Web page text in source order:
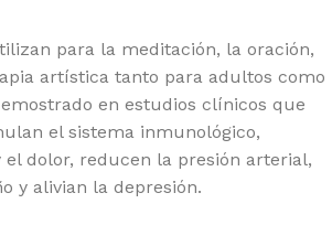
para la meditación, la oración,
artística tanto para adultos como
en estudios clínicos que
el sistema inmunológico,
el dolor, reducen la presión arterial,
y alivian la depresión.